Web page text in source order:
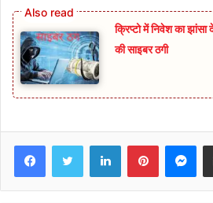
क्रिप्टो में निवेश का
की साइबर ठगी
FacebookTwitter LinkedInPinterest